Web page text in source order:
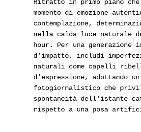
Ritratto in primo piano
momento di emozione
contemplazione,
nella calda luce naturale
hour. Per una generazione
d'impatto, includi
naturali come capelli
d'espressione, adottando
fotogiornalistico che
spontaneità dell'istante
rispetto a una posa